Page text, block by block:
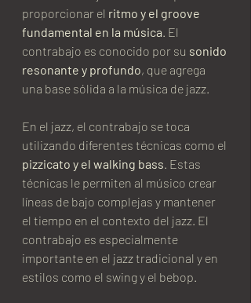
proporcionar el ritmo y el groove
fundamental en la música. El
contrabajo es conocido por su sonido
resonante y profundo, que agrega
una base sólida a la música de jazz.
En el jazz, el contrabajo se toca
utilizando diferentes técnicas como el
pizzicato y el walking bass. Estas
técnicas le permiten al músico crear
líneas de bajo complejas y mantener
el tiempo en el contexto del jazz. El
contrabajo es especialmente
importante en el jazz tradicional y en
estilos como el swing y el bebop.